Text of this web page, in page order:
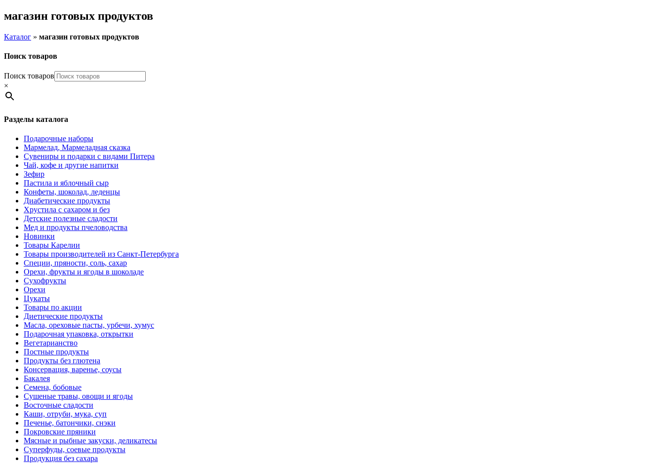
магазин готовых продуктов
Каталог » магазин готовых продуктов
Поиск товаров
Поиск товаров
×
Разделы каталога
Подарочные наборы
Мармелад, Мармеладная сказка
Сувениры и подарки с видами Питера
Чай, кофе и другие напитки
Зефир
Пастила и яблочный сыр
Конфеты, шоколад, леденцы
Диабетические продукты
Хрустила с сахаром и без
Детские полезные сладости
Мед и продукты пчеловодства
Новинки
Товары Карелии
Товары производителей из Санкт-Петербурга
Специи, пряности, соль, сахар
Орехи, фрукты и ягоды в шоколаде
Сухофрукты
Орехи
Цукаты
Товары по акции
Диетические продукты
Масла, ореховые пасты, урбечи, хумус
Подарочная упаковка, открытки
Вегетарианство
Постные продукты
Продукты без глютена
Консервация, варенье, соусы
Бакалея
Семена, бобовые
Сушеные травы, овощи и ягоды
Восточные сладости
Каши, отруби, мука, суп
Печенье, батончики, снэки
Покровские пряники
Мясные и рыбные закуски, деликатесы
Суперфуды, соевые продукты
Продукция без сахара